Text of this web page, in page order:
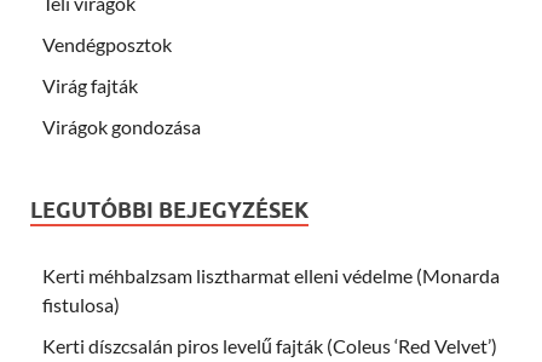
Vendégposztok
Virág fajták
Virágok gondozása
LEGUTÓBBI BEJEGYZÉSEK
Kerti méhbalzsam lisztharmat elleni védelme (Monarda
fistulosa)
Kerti díszcsalán piros levelű fajták (Coleus ‘Red Velvet’)